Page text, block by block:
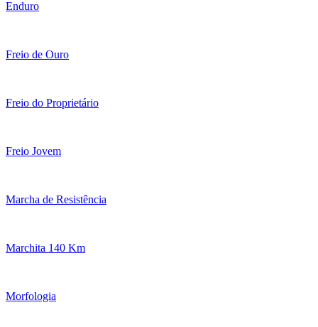
Enduro
Freio de Ouro
Freio do Proprietário
Freio Jovem
Marcha de Resistência
Marchita 140 Km
Morfologia